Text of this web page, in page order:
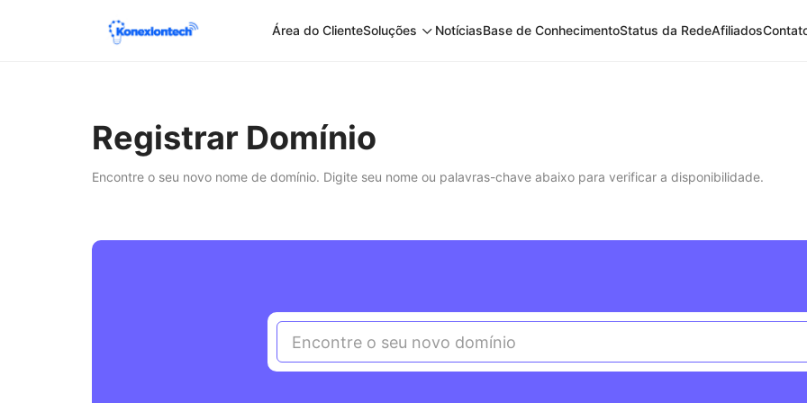
Área do ClienteSoluções NotíciasBase de ConhecimentoStatus da RedeAfiliados
Registrar Domínio
Encontre o seu novo nome de domínio. Digite seu nome ou palavras-chave abaixo para verificar a disponibilidade.